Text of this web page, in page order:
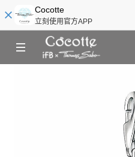
Cocotte
立刻使用官方APP